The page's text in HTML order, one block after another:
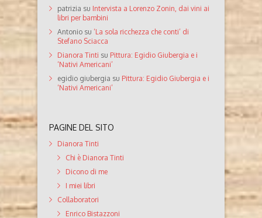
patrizia su Intervista a Lorenzo Zonin, dai vini ai
libri per bambini
Antonio su ‘La sola ricchezza che conti’ di
Stefano Sciacca
Dianora Tinti su Pittura: Egidio Giubergia e i
‘Nativi Americani’
egidio giubergia su Pittura: Egidio Giubergia e i
‘Nativi Americani’
PAGINE DEL SITO
Dianora Tinti
Chi è Dianora Tinti
Dicono di me
I miei libri
Collaboratori
Enrico Bistazzoni